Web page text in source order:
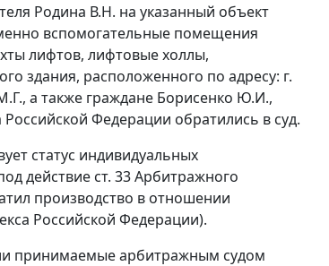
Родина В.Н. на указанный объект
вспомогательные помещения
лифтов, лифтовые холлы,
здания, расположенного по адресу: г.
а также граждане Борисенко Ю.И.,
Российской Федерации обратились в суд.
статус индивидуальных
действие ст. 33Арбитражного
производство в отношении
Российской Федерации).
принимаемые арбитражным судом